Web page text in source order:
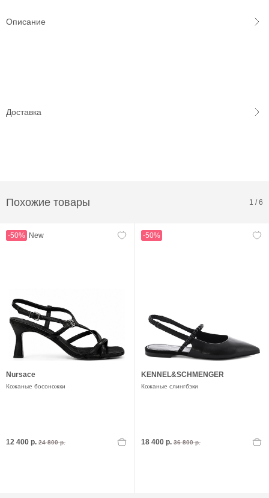
Описание
Доставка
Похожие товары 1 /6
-50% New
Nursace
Кожаные босоножки
12 400 р. 24 800 р.
-50%
KENNEL&SCHMENGER
Кожаные слингбэки
18 400 р. 36 800 р.